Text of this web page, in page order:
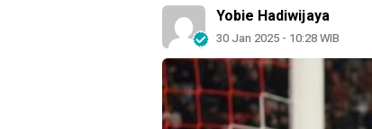
Yobie Hadiwijaya
30 Jan 2025 - 10:28 WIB